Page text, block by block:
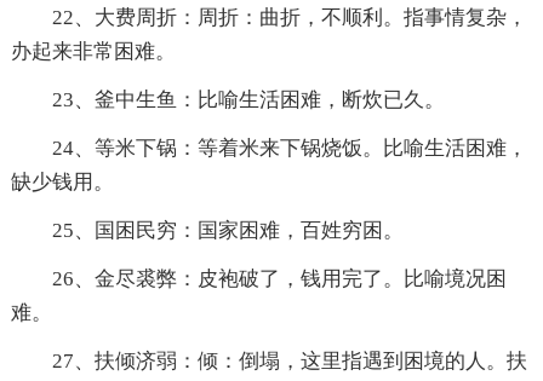
22、大费周折：周折：曲折，不顺利。指事情复杂，
办起来非常困难。
23、釜中生鱼：比喻生活困难，断炊已久。
24、等米下锅：等着米来下锅烧饭。比喻生活困难，
缺少钱用。
25、国困民穷：国家困难，百姓穷困。
26、金尽裘弊：皮袍破了，钱用完了。比喻境况困
难。
27、扶倾济弱：倾：倒塌，这里指遇到困境的人。扶